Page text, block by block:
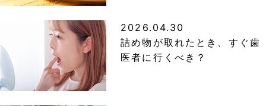
2026.04.30
詰め物が取れたとき、すぐ歯
医者に行くべき？